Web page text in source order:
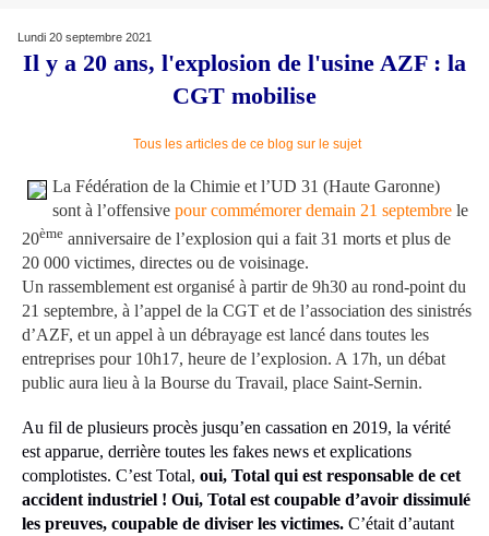
Lundi 20 septembre 2021
Il y a 20 ans, l'explosion de l'usine AZF : la
CGT mobilise
Tous les articles de ce blog sur le sujet
La Fédération de la Chimie et l’UD 31 (Haute Garonne)
sont à l’offensive pour commémorer demain 21 septembre le
20ème anniversaire de l’explosion qui a fait 31 morts et plus de
20 000 victimes, directes ou de voisinage.
Un rassemblement est organisé à partir de 9h30 au rond-point du
21 septembre, à l’appel de la CGT et de l’association des sinistrés
d’AZF, et un appel à un débrayage est lancé dans toutes les
entreprises pour 10h17, heure de l’explosion. A 17h, un débat
public aura lieu à la Bourse du Travail, place Saint-Sernin.
Au fil de plusieurs procès jusqu’en cassation en 2019, la vérité
est apparue, derrière toutes les fakes news et explications
complotistes. C’est Total, oui, Total qui est responsable de cet
accident industriel ! Oui, Total est coupable d’avoir dissimulé
les preuves, coupable de diviser les victimes. C’était d’autant